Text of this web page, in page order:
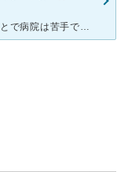
職業訓練のカウンセラーのお勧め、ということで病院は苦手でしたが行きました。 院内は観葉植物もありますが、全体的に殺風景で、あまり病気の本などもなく、歯科に来たような気分になりました。 受付の人の感